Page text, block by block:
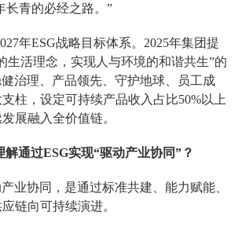
长青的必经之路。”
年ESG战略目标体系。2025年集团提
生活理念，实现人与环境的和谐共生”的
治理、产品领先、守护地球、员工成
柱，设定可持续产品收入占比50%以上
展融入全价值链。
解通过ESG实现“驱动产业协同”？
业协同，是通过标准共建、能力赋能、
链向可持续演进。